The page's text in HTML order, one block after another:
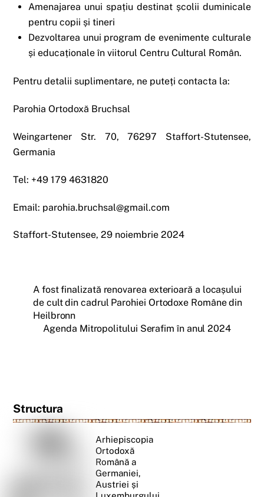
Amenajarea unui spațiu destinat școlii duminicale
pentru copii și tineri
Dezvoltarea unui program de evenimente culturale
și educaționale în viitorul Centru Cultural Român.
Pentru detalii suplimentare, ne puteți contacta la:
Parohia Ortodoxă Bruchsal
Weingartener Str. 70, 76297 Staffort-Stutensee,
Germania
Tel: +49 179 4631820
Email: parohia.bruchsal@gmail.com
Staffort-Stutensee, 29 noiembrie 2024
A fost finalizată renovarea exterioară a locașului
de cult din cadrul Parohiei Ortodoxe Române din
Heilbronn
Agenda Mitropolitului Serafim în anul 2024
Structura
Arhiepiscopia
Ortodoxă
Română a
Germaniei,
Austriei și